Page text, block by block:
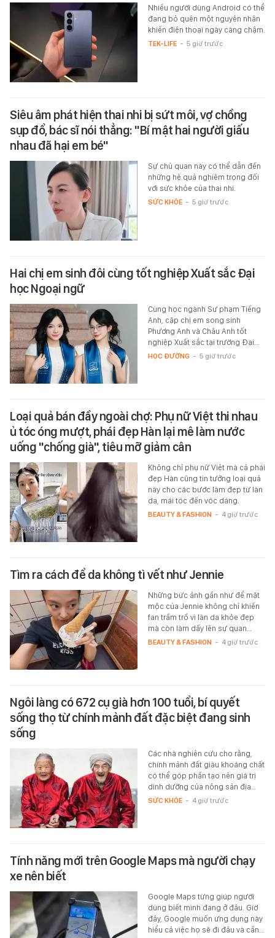
Nhiều người dùng Android có thể
đang bỏ quên một nguyên nhân
khiến điện thoại ngày càng chậm.
TEK-LIFE - 5 giờ trước
Siêu âm phát hiện thai nhi bị sứt môi, vợ chồng
sụp đổ, bác sĩ nói thẳng: "Bí mật hai người giấu
nhau đã hại em bé"
Sự chủ quan này có thể dẫn đến
những hệ quả nghiêm trọng đối
với sức khỏe của thai nhi.
SỨC KHỎE - 5 giờ trước
Hai chị em sinh đôi cùng tốt nghiệp Xuất sắc Đại
học Ngoại ngữ
Cùng học ngành Sư phạm Tiếng
Anh, cặp chị em song sinh
Phương Anh và Châu Anh tốt
nghiệp Xuất sắc tại trường Đại…
HỌC ĐƯỜNG - 5 giờ trước
Loại quả bán đầy ngoài chợ: Phụ nữ Việt thi nhau
ủ tóc óng mượt, phái đẹp Hàn lại mê làm nước
uống "chống già", tiêu mỡ giảm cân
Không chỉ phụ nữ Việt mà cả phái
đẹp Hàn cũng tin tưởng loại quả
này cho các bước làm đẹp từ làn
da, mái tóc đến vóc dáng.
BEAUTY & FASHION - 4 giờ trước
Tìm ra cách để da không tì vết như Jennie
Những bức ảnh gần như để mặt
mộc của Jennie không chỉ khiến
fan trầm trồ vì làn da khỏe đẹp
mà còn làm dấy lên sự quan…
BEAUTY & FASHION - 4 giờ trước
Ngôi làng có 672 cụ già hơn 100 tuổi, bí quyết
sống thọ từ chính mảnh đất đặc biệt đang sinh
sống
Các nhà nghiên cứu cho rằng,
chính mảnh đất giàu khoáng chất
có thể góp phần tạo nên giá trị
dinh dưỡng của nông sản địa…
SỨC KHỎE - 4 giờ trước
Tính năng mới trên Google Maps mà người chạy
xe nên biết
Google Maps từng giúp người
dùng biết mình đang ở đâu. Giờ
đây, Google muốn ứng dụng này
hiểu cả việc họ sẽ đi đâu và cần…